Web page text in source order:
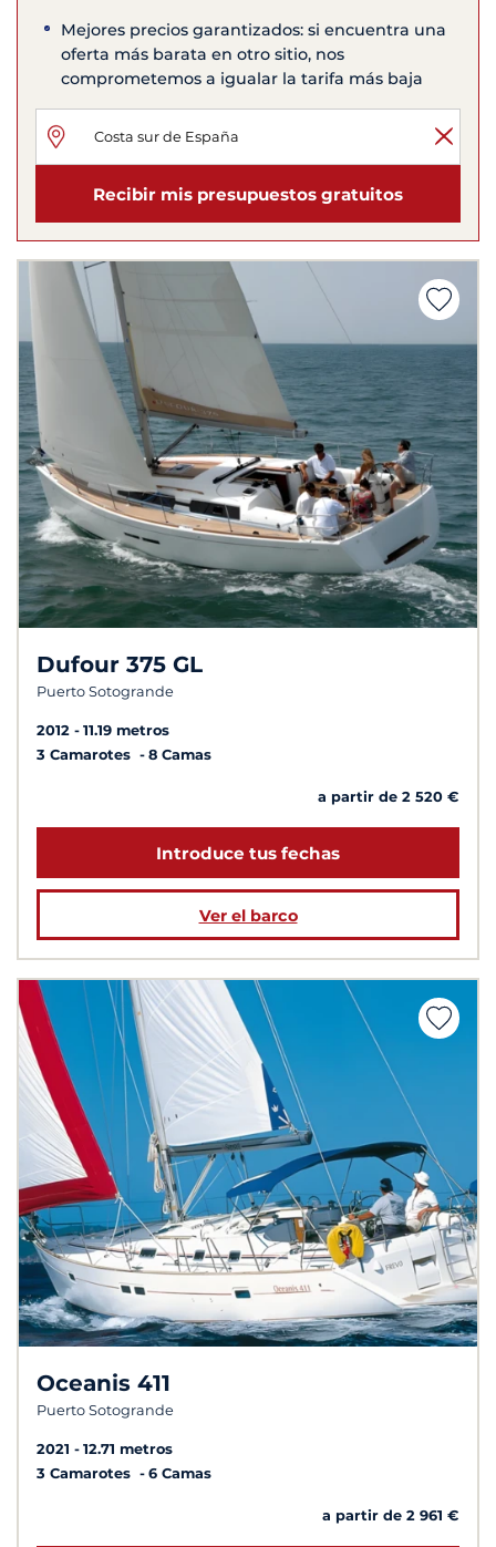
Mejores precios garantizados: si encuentra una
oferta más barata en otro sitio, nos
comprometemos a igualar la tarifa más baja
Recibir mis presupuestos gratuitos
Dufour 375 GL
Puerto Sotogrande
2012
11.19 metros
3 Camarotes
8 Camas
a partir de 2 520 €
Introduce tus fechas
Ver el barco
Oceanis 411
Puerto Sotogrande
2021
12.71 metros
3 Camarotes
6 Camas
a partir de 2 961 €